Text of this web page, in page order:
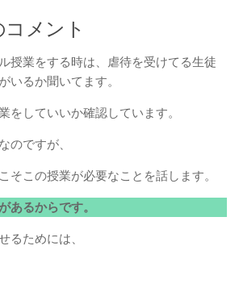
メント
授業をする時は、虐待を受けてる生徒
いるか聞いてます。
をしていいか確認しています。
のですが、
そこの授業が必要なことを話します。
あるからです。
るためには、